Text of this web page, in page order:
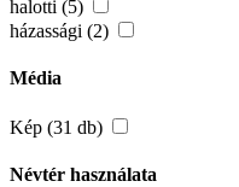
halotti (5)
házassági (2)
Média
Kép (31 db)
Névtér használata